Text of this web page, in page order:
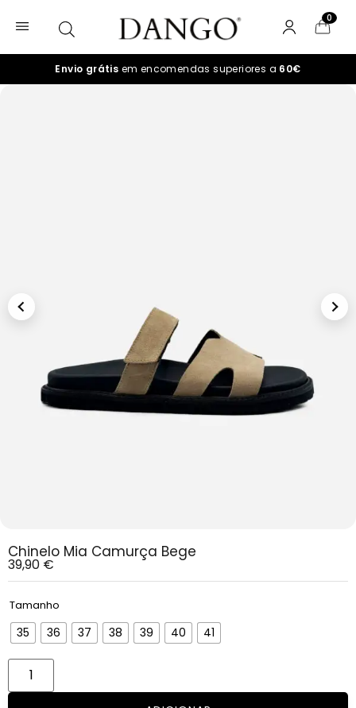
0
Envio grátis em encomendas superiores a 60€
Chinelo Mia Camurça Bege
39,90 €
Tamanho
35 36 37 38 39 40 41